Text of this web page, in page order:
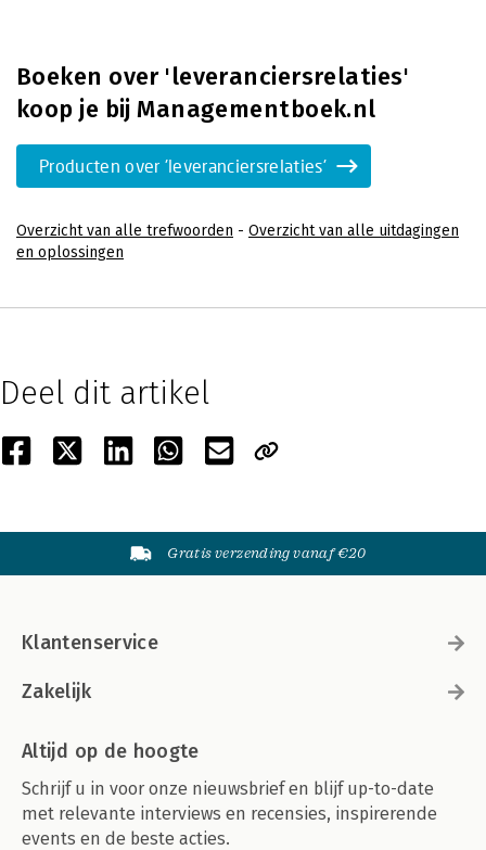
Boeken over 'leveranciersrelaties'
koop je bij Managementboek.nl
Producten over 'leveranciersrelaties'
Overzicht van alle trefwoorden - Overzicht van alle uitdagingen
en oplossingen
Deel dit artikel
Gratis verzending vanaf €20
Klantenservice
Zakelijk
Altijd op de hoogte
Schrijf u in voor onze nieuwsbrief en blijf up-to-date
met relevante interviews en recensies, inspirerende
events en de beste acties.